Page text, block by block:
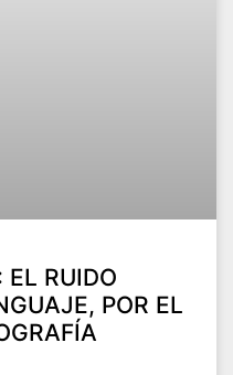
EL RUIDO
POR EL